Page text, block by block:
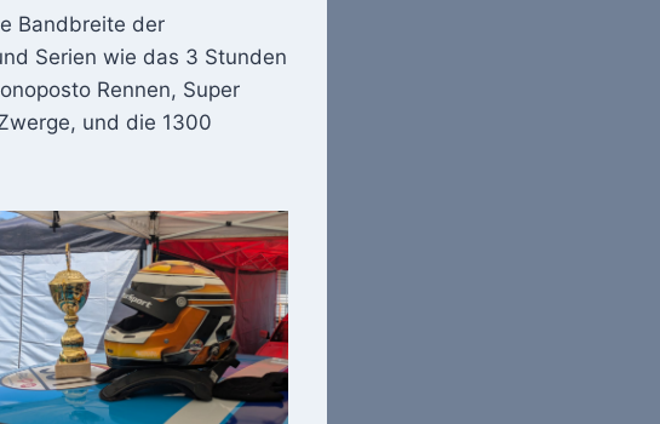
Bandbreite der
Serien wie das 3 Stunden
Rennen, Super
und die 1300